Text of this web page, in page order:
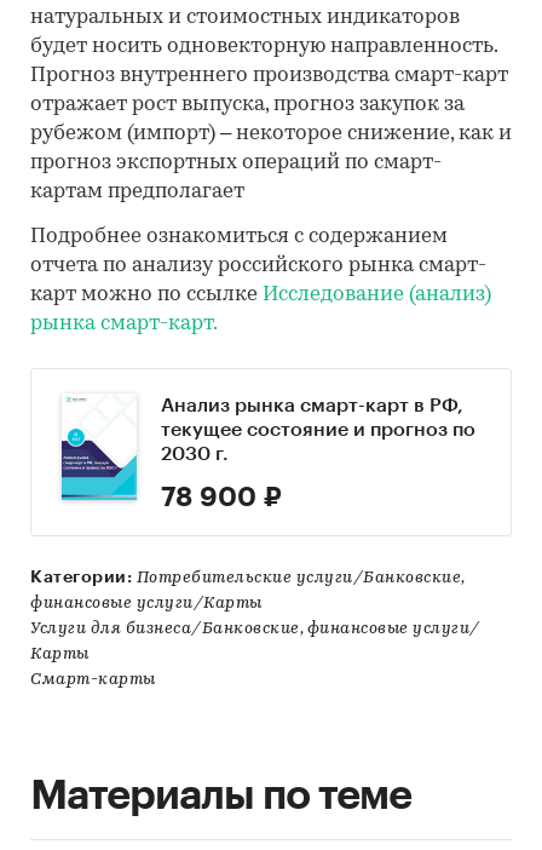
натуральных и стоимостных индикаторов
будет носить одновекторную направленность.
Прогноз внутреннего производства смарт-карт
отражает рост выпуска, прогноз закупок за
рубежом (импорт) – некоторое снижение, как и
прогноз экспортных операций по смарт-
картам предполагает
Подробнее ознакомиться с содержанием
отчета по анализу российского рынка смарт-
карт можно по ссылке Исследование (анализ)
рынка смарт-карт.
Анализ рынка смарт-карт в РФ,
текущее состояние и прогноз по
2030 г.
78 900 ₽
Категории: Потребительские услуги/Банковские,
финансовые услуги/Карты
Услуги для бизнеса/Банковские, финансовые услуги/
Карты
Смарт-карты
Материалы по теме